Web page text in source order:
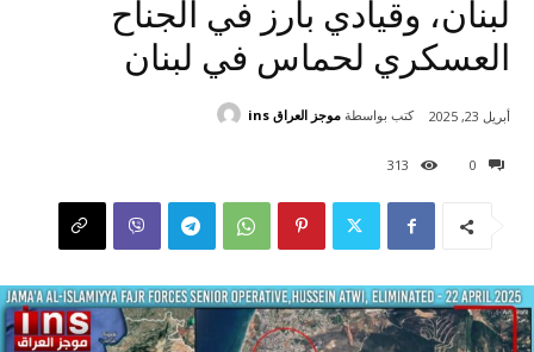
لبنان، وقيادي بارز في الجناح
العسكري لحماس في لبنان
0
313
أبريل 23, 2025 كتب بواسطة موجز العراق ins